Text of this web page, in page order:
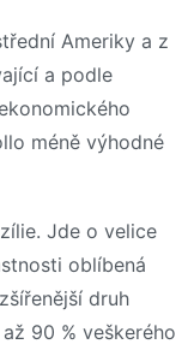
Ameriky a z
a podle
méně výhodné
Jde o velice
oblíbená
druh
90 % veškerého